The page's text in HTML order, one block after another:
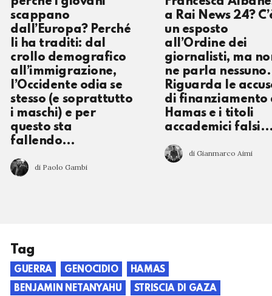
scappano
dall’Europa? Perché
li ha traditi: dal
crollo demografico
all’immigrazione,
l’Occidente odia se
stesso (e soprattutto
i maschi) e per
questo sta
fallendo…
di Paolo Gambi
a Rai News 24?
un esposto
all’Ordine dei
giornalisti, ma
ne parla nessuno.
Riguarda le
di finanziamento
Hamas e i titoli
accademici
di Gianmarco Aimi
Tag
GUERRA GENOCIDIO
HAMAS
BENJAMIN NETANYAHU
STRISCIA DI GAZA